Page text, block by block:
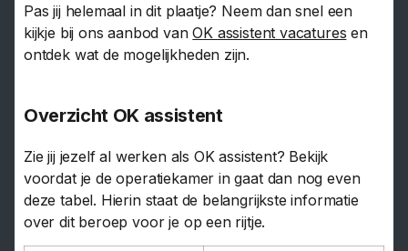
Pas jij helemaal in dit plaatje? Neem dan snel een
kijkje bij ons aanbod vanOK assistent vacatures en
ontdek wat de mogelijkheden zijn.
Overzicht OK assistent
Zie jij jezelf al werken als OK assistent? Bekijk
voordat je de operatiekamer in gaat dan nog even
deze tabel. Hierin staat de belangrijkste informatie
over dit beroep voor je op een rijtje.